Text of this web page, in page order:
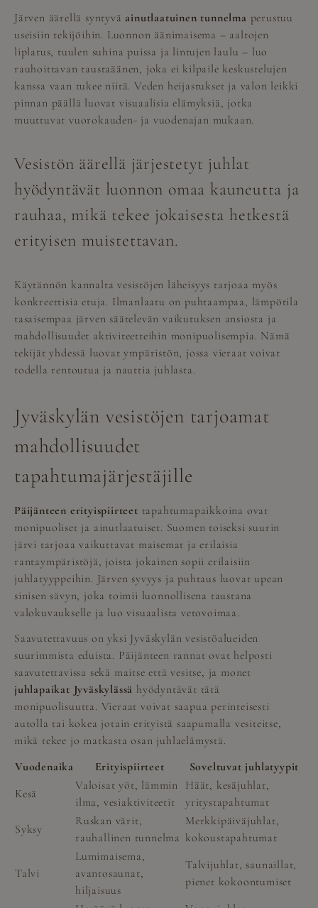
Järven äärellä syntyväainutlaatuinen tunnelma perustuu
useisiin tekijöihin. Luonnon äänimaisema – aaltojen
liplatus, tuulen suhina puissa ja lintujen laulu – luo
rauhoittavan taustaäänen, joka ei kilpaile keskustelujen
kanssa vaan tukee niitä. Veden heijastukset ja valon leikki
pinnan päällä luovat visuaalisia elämyksiä, jotka
muuttuvat vuorokauden- ja vuodenajan mukaan.
Vesistön äärellä järjestetyt juhlat
hyödyntävät luonnon omaa kauneutta ja
rauhaa, mikä tekee jokaisesta hetkestä
erityisen muistettavan.
Käytännön kannalta vesistöjen läheisyys tarjoaa myös
konkreettisia etuja. Ilmanlaatu on puhtaampaa, lämpötila
tasaisempaa järven säätelevän vaikutuksen ansiosta ja
mahdollisuudet aktiviteetteihin monipuolisempia. Nämä
tekijät yhdessä luovat ympäristön, jossa vieraat voivat
todella rentoutua ja nauttia juhlasta.
Jyväskylän vesistöjen tarjoamat
mahdollisuudet
tapahtumajärjestäjille
Päijänteen erityispiirteet tapahtumapaikkoina ovat
monipuoliset ja ainutlaatuiset. Suomen toiseksi suurin
järvi tarjoaa vaikuttavat maisemat ja erilaisia
rantaympäristöjä, joista jokainen sopii erilaisiin
juhlatyyppeihin. Järven syvyys ja puhtaus luovat upean
sinisen sävyn, joka toimii luonnollisena taustana
valokuvaukselle ja luo visuaalista vetovoimaa.
Saavutettavuus on yksi Jyväskylän vesistöalueiden
suurimmista eduista. Päijänteen rannat ovat helposti
saavutettavissa sekä maitse että vesitse, ja monet
juhlapaikat Jyväskylässä hyödyntävät tätä
monipuolisuutta. Vieraat voivat saapua perinteisesti
autolla tai kokea jotain erityistä saapumalla vesiteitse,
mikä tekee jo matkasta osan juhlaelämystä.
Vuodenaika
Erityispiirteet
Soveltuvat juhlatyypit
Kesä
Valoisat yöt, lämmin
ilma, vesiaktiviteetit
Häät, kesäjuhlat,
yritystapahtumat
Syksy
Ruskan värit,
rauhallinen tunnelma
Merkkipäiväjuhlat,
kokoustapahtumat
Talvi
Lumimaisema,
avantosaunat,
hiljaisuus
Talvijuhlat, saunaillat,
pienet kokoontumiset